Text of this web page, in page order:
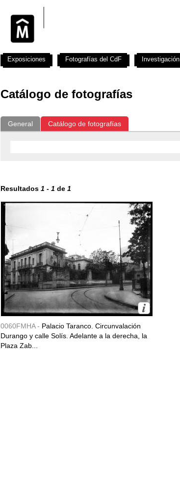
Catálogo de fotografías
General Catálogo de fotografías
Resultados 1 - 1 de 1
0060FMHA - Palacio Taranco. Circunvalación
Durango y calle Solís. Adelante a la derecha, la
Plaza Zab...
Exposiciones Fotografías del CdF Investigación